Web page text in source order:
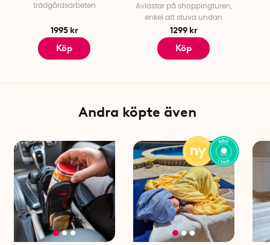
trädgårdsarbeten
1995 kr
Köp
Avlastar på shoppingturen,
enkel att stuva undan
1299 kr
Köp
Andra köpte även